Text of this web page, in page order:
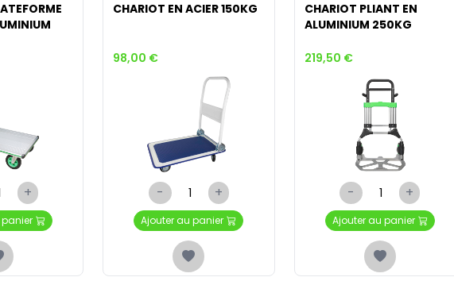
+
CHARIOT EN ACIER 150KG
98,00 €
- +
Ajouter au panier
CHARIOT PLIANT EN
ALUMINIUM 250KG
219,50 €
- +
Ajouter au panier